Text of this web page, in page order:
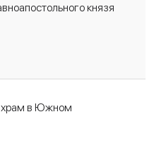
князя
храм в Южном